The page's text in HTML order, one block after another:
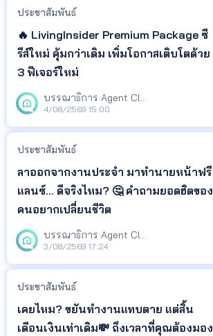
ประชาสัมพันธ์
🔥 LivingInsider Premium Package ซี
รีส์ใหม่ คุ้มกว่าเดิม เพิ่มโอกาสเติบโตด้วย
3 ฟีเจอร์ใหม่
บรรณาธิการ Agent Club
4/08/2569 15:00
ประชาสัมพันธ์
ลาออกจากงานประจำ มาทำนายหน้าฟรี
แลนซ์... ดีจริงไหม? 🤔 คำถามยอดฮิตของ
คนอยากเปลี่ยนชีวิต
บรรณาธิการ Agent Club
3/08/2569 17:24
ประชาสัมพันธ์
เคยไหม? ขยันทำงานแทบตาย แต่สิ้น
เดือนเงินเท่าเดิม💸 ถึงเวลาที่คุณต้องมอง